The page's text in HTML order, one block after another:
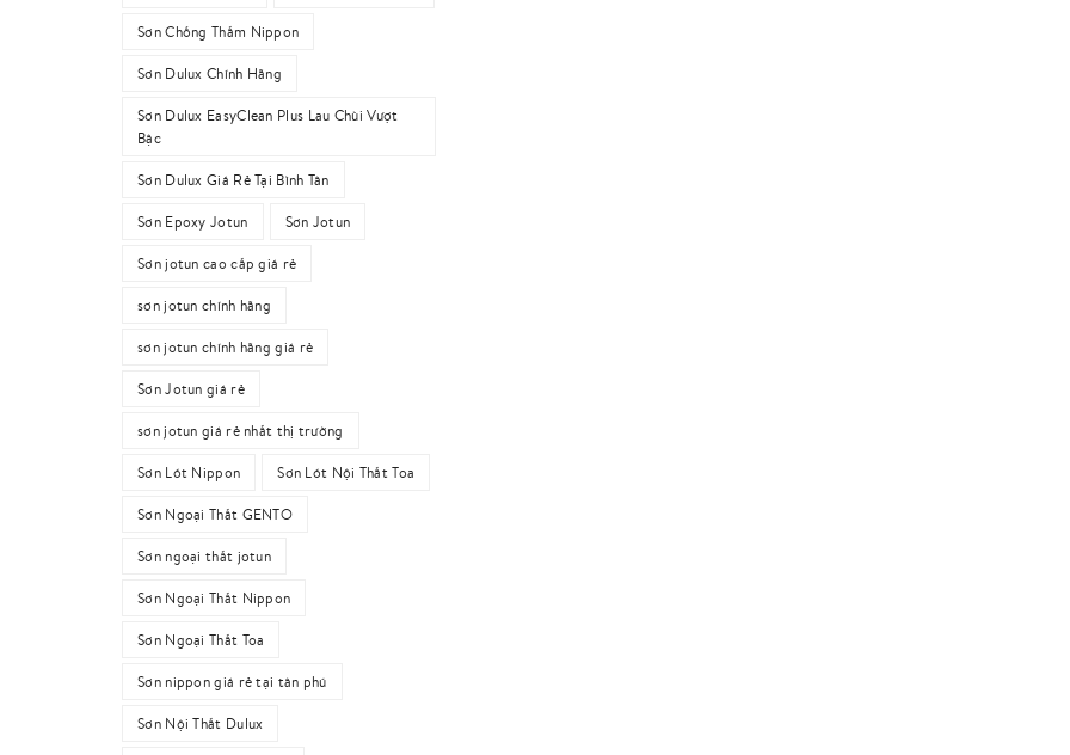
Sơn Chống Thấm Nippon
Sơn Dulux Chính Hãng
Sơn Dulux EasyClean Plus Lau Chùi Vượt
Bậc
Sơn Dulux Giá Rẻ Tại Bình Tân
Sơn Epoxy Jotun Sơn Jotun
Sơn jotun cao cấp giá rẻ
sơn jotun chính hãng
sơn jotun chính hãng giá rẻ
Sơn Jotun giá rẻ
sơn jotun giá rẻ nhất thị trường
Sơn Lót Nippon Sơn Lót Nội Thất Toa
Sơn Ngoại Thất GENTO
Sơn ngoại thất jotun
Sơn Ngoại Thất Nippon
Sơn Ngoại Thất Toa
Sơn nippon giá rẻ tại tân phú
Sơn Nội Thất Dulux